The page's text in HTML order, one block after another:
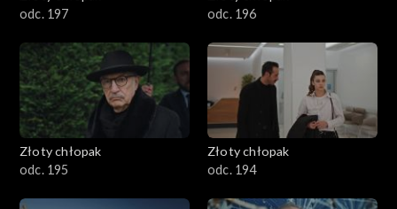
odc. 197
odc. 196
Złoty chłopak
odc. 195
Złoty chłopak
odc. 194